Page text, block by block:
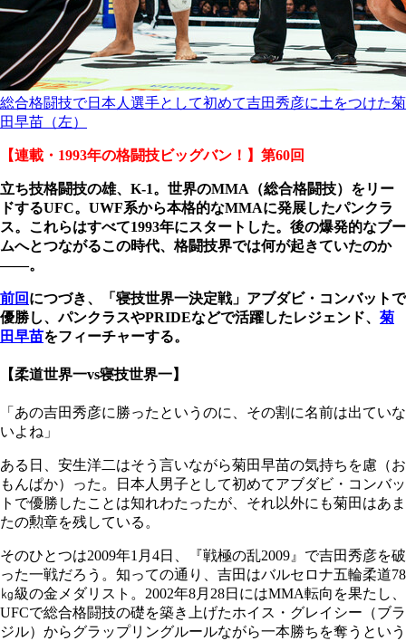
総合格闘技で日本人選手として初めて吉田秀彦に土をつけた菊
田早苗（左）
【連載・1993年の格闘技ビッグバン！】第60回
立ち技格闘技の雄、K-1。世界のMMA（総合格闘技）をリー
ドするUFC。UWF系から本格的なMMAに発展したパンクラ
ス。これらはすべて1993年にスタートした。後の爆発的なブー
ムへとつながるこの時代、格闘技界では何が起きていたのか
――。
前回 につづき、「寝技世界一決定戦」アブダビ・コンバットで
優勝し、パンクラスやPRIDEなどで活躍したレジェンド、 菊
田早苗をフィーチャーする。
【柔道世界一vs寝技世界一】
「あの吉田秀彦に勝ったというのに、その割に名前は出ていな
いよね」
ある日、安生洋二はそう言いながら菊田早苗の気持ちを慮（お
もんぱか）った。日本人男子として初めてアブダビ・コンバッ
トで優勝したことは知れわたったが、それ以外にも菊田はあま
たの勲章を残している。
そのひとつは2009年1月4日、『戦極の乱2009』で吉田秀彦を破
った一戦だろう。知っての通り、吉田はバルセロナ五輪柔道78
㎏級の金メダリスト。2002年8月28日にはMMA転向を果たし、
UFCで総合格闘技の礎を築き上げたホイス・グレイシー（ブラ
ジル）からグラップリングルールながら一本勝ちを奪うという